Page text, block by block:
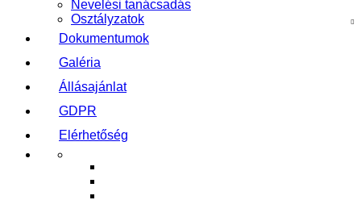
Nevelési tanácsadás
Osztályzatok
Dokumentumok
Galéria
Állásajánlat
GDPR
Elérhetőség